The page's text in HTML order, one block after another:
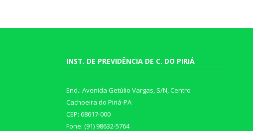
INST. DE PREVIDÊNCIA DE C. DO PIRIÁ
End.: Avenida Getúlio Vargas, S/N, Centro
Cachoeira do Piriá-PA
CEP: 68617-000
Fone: (91) 98632-5764